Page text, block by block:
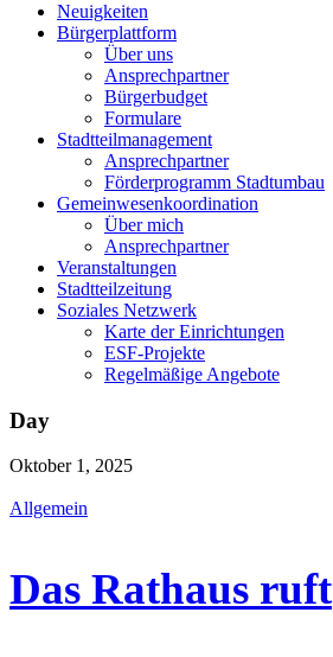
Neuigkeiten
Bürgerplattform
Über uns
Ansprechpartner
Bürgerbudget
Formulare
Stadtteilmanagement
Ansprechpartner
Förderprogramm Stadtumbau
Gemeinwesenkoordination
Über mich
Ansprechpartner
Veranstaltungen
Stadtteilzeitung
Soziales Netzwerk
Karte der Einrichtungen
ESF-Projekte
Regelmäßige Angebote
Day
Oktober 1, 2025
Allgemein
Das Rathaus ruft